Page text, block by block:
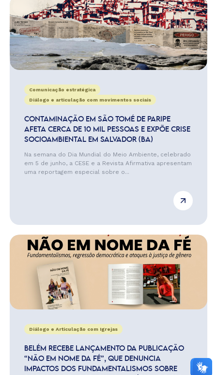
Comunicação estratégica
Diálogo e articulação com movimentos sociais
CONTAMINAÇÃO EM SÃO TOMÉ DE PARIPE
AFETA CERCA DE 10 MIL PESSOAS E EXPÕE CRISE
SOCIOAMBIENTAL EM SALVADOR (BA)
Na semana do Dia Mundial do Meio Ambiente, celebrado
em 5 de junho, a CESE e a Revista Afirmativa apresentam
uma reportagem especial sobre o...
Diálogo e Articulação com Igrejas
BELÉM RECEBE LANÇAMENTO DA PUBLICAÇÃO
“NÃO EM NOME DA FÉ”, QUE DENUNCIA
IMPACTOS DOS FUNDAMENTALISMOS SOBRE